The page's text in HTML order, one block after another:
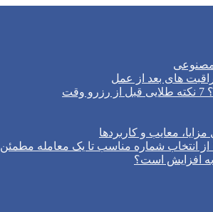
مصنوعی
های بعد از عمل
معایب و کاربردها
انتخاب شماره مناسب تا یک معامله مطمئن
افزایش است؟